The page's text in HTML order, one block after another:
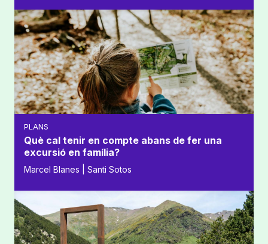
PLANS
Què cal tenir en compte abans de fer una
excursió en família?
Marcel Blanes | Santi Sotos